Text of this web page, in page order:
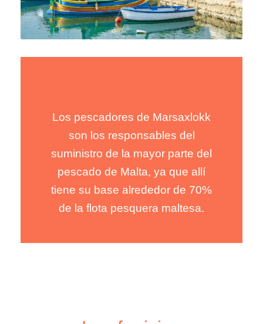
Los pescadores de Marsaxlokk
son los responsables del
suministro de la mayor parte del
pescado de Malta, ya que allí
tiene su base alrededor de 70%
de la flota pesquera maltesa.
Los pescadores de Marsaxlokk
son los responsables del
suministro de la mayor parte del
pescado de Malta, ya que allí
tiene su base alrededor de 70%
de la flota pesquera maltesa.